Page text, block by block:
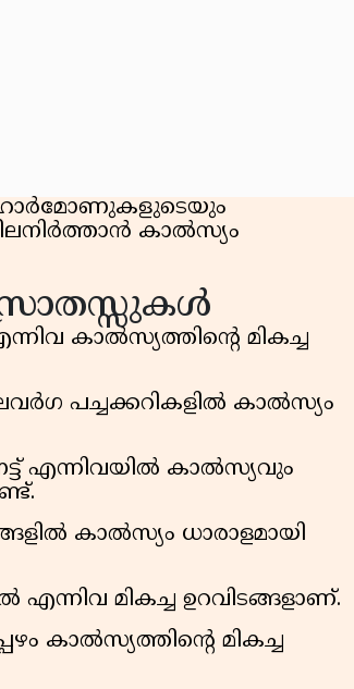
ഹോർമോണുകളുടെയും
കാൽസ്യം
കാൽസ്യത്തിൻ്റെ മികച്ച
പച്ചക്കറികളിൽ കാൽസ്യം
എന്നിവയിൽ കാൽസ്യവും
കാൽസ്യം ധാരാളമായി
മികച്ച ഉറവിടങ്ങളാണ്.
കാൽസ്യത്തിൻ്റെ മികച്ച